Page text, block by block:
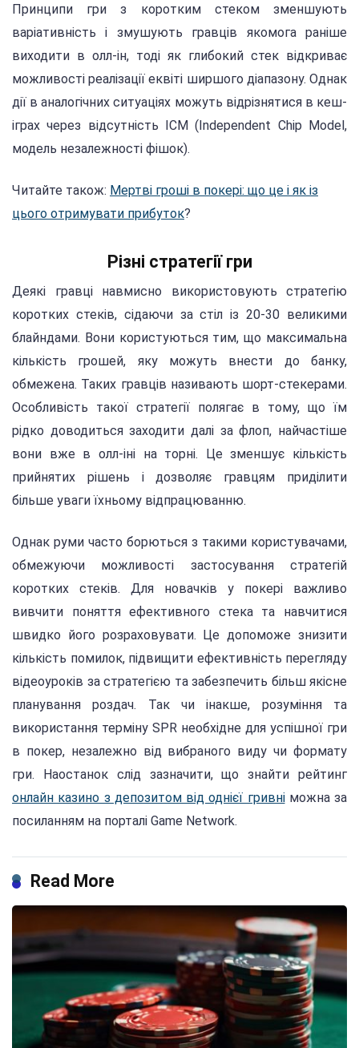
Принципи гри з коротким стеком зменшують
варіативність і змушують гравців якомога раніше
виходити в олл-ін, тоді як глибокий стек відкриває
можливості реалізації еквіті ширшого діапазону. Однак
дії в аналогічних ситуаціях можуть відрізнятися в кеш-
іграх через відсутність ICM (Independent Chip Model,
модель незалежності фішок).
Читайте також: Мертві гроші в покері: що це і як із
цього отримувати прибуток?
Різні стратегії гри
Деякі гравці навмисно використовують стратегію
коротких стеків, сідаючи за стіл із 20-30 великими
блайндами. Вони користуються тим, що максимальна
кількість грошей, яку можуть внести до банку,
обмежена. Таких гравців називають шорт-стекерами.
Особливість такої стратегії полягає в тому, що їм
рідко доводиться заходити далі за флоп, найчастіше
вони вже в олл-іні на торні. Це зменшує кількість
прийнятих рішень і дозволяє гравцям приділити
більше уваги їхньому відпрацюванню.
Однак руми часто борються з такими користувачами,
обмежуючи можливості застосування стратегій
коротких стеків. Для новачків у покері важливо
вивчити поняття ефективного стека та навчитися
швидко його розраховувати. Це допоможе знизити
кількість помилок, підвищити ефективність перегляду
відеоуроків за стратегією та забезпечить більш якісне
планування роздач. Так чи інакше, розуміння та
використання терміну SPR необхідне для успішної гри
в покер, незалежно від вибраного виду чи формату
гри. Наостанок слід зазначити, що знайти рейтинг
онлайн казино з депозитом від однієї гривніможна за
посиланням на порталі Game Network.
Read More